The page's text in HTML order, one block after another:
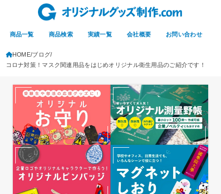
商品一覧 商品検索 実績一覧 会社概要 お問い合わせ
HOME ブログ
コロナ対策！マスク関連用品をはじめオリジナル衛生用品のご紹介です！